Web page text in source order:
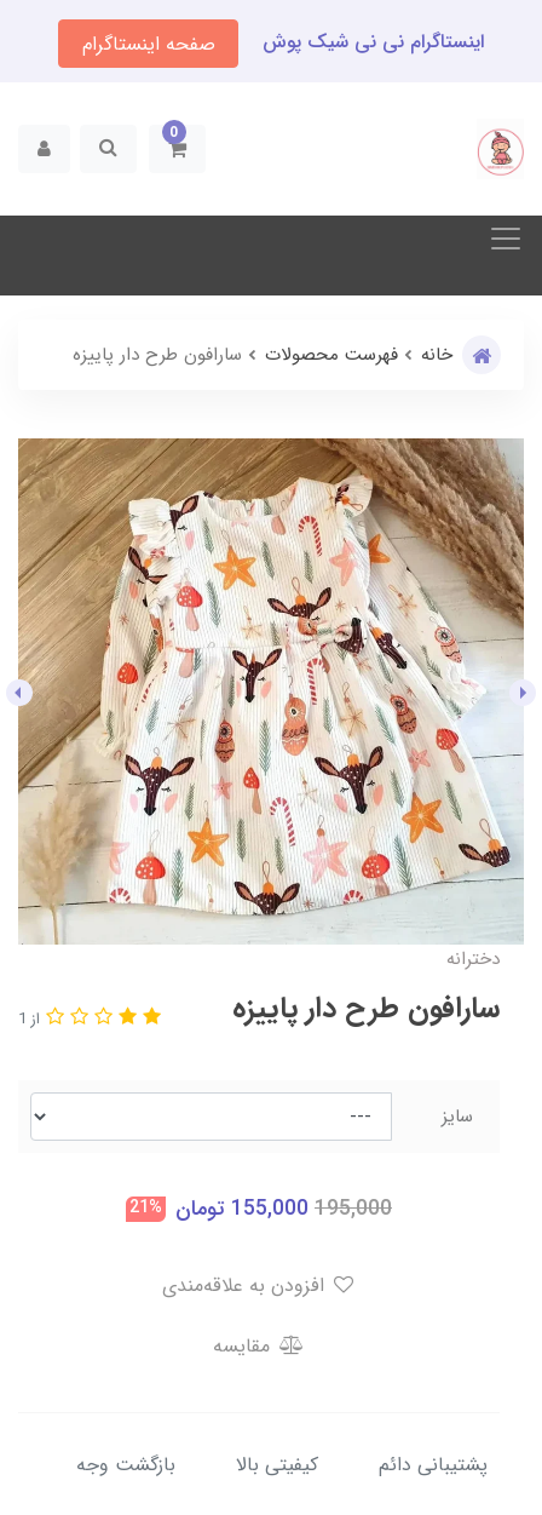
اینستاگرام نی نی شیک پوش صفحه اینستاگرام
0
خانه فهرست محصولات سارافون طرح دار پاییزه
دخترانه
سارافون طرح دار پاییزه از 1
سایز
195,000
155,000 تومان 21%
مقایسه
پشتیبانی دائم کیفیتی بالا بازگشت وجه